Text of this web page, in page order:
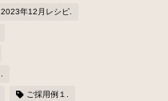
2023年12月レシピ.
ご採用例１.